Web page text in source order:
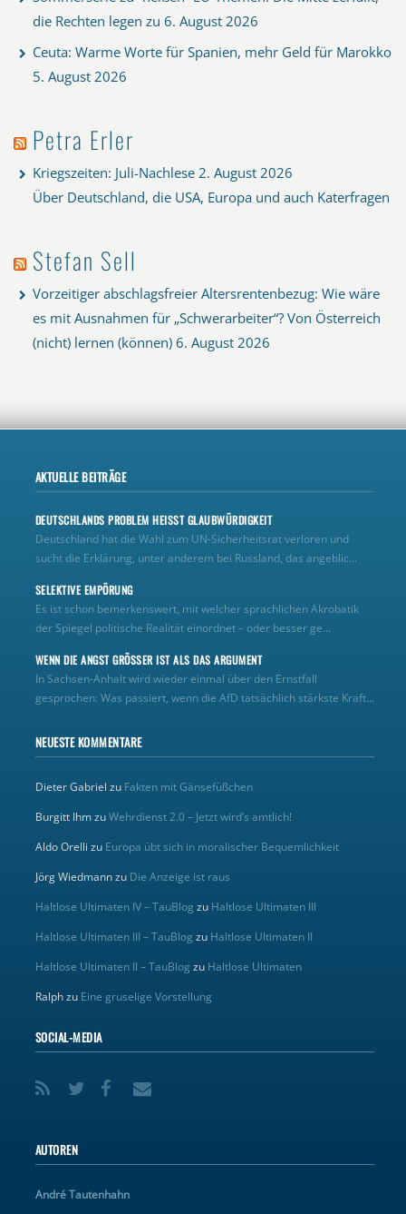
die Rechten legen zu 6. August 2026
Ceuta: Warme Worte für Spanien, mehr Geld für Marokko
5. August 2026
Petra Erler
Kriegszeiten: Juli-Nachlese 2. August 2026
Über Deutschland, die USA, Europa und auch Katerfragen
Stefan Sell
Vorzeitiger abschlagsfreier Altersrentenbezug: Wie wäre
es mit Ausnahmen für „Schwerarbeiter“? Von Österreich
(nicht) lernen (können) 6. August 2026
AKTUELLE BEITRÄGE
DEUTSCHLANDS PROBLEM HEISST GLAUBWÜRDIGKEIT
Deutschland hat die Wahl zum UN‑Sicherheitsrat verloren und
sucht die Erklärung, unter anderem bei Russland, das angeblic...
SELEKTIVE EMPÖRUNG
Es ist schon bemerkenswert, mit welcher sprachlichen Akrobatik
der Spiegel politische Realität einordnet – oder besser ge...
WENN DIE ANGST GRÖSSER IST ALS DAS ARGUMENT
In Sachsen-Anhalt wird wieder einmal über den Ernstfall
gesprochen: Was passiert, wenn die AfD tatsächlich stärkste Kraft...
NEUESTE KOMMENTARE
Dieter Gabriel zu Fakten mit Gänsefüßchen
Burgitt IhmzuWehrdienst 2.0 – Jetzt wird’s amtlich!
Aldo Orelli zu Europa übt sich in moralischer Bequemlichkeit
Jörg Wiedmannzu Die Anzeige ist raus
Haltlose Ultimaten IV – TauBlog zu Haltlose Ultimaten III
Haltlose Ultimaten III – TauBlog zu Haltlose Ultimaten II
Haltlose Ultimaten II – TauBlog zu Haltlose Ultimaten
Ralphzu Eine gruselige Vorstellung
SOCIAL-MEDIA
AUTOREN
André Tautenhahn